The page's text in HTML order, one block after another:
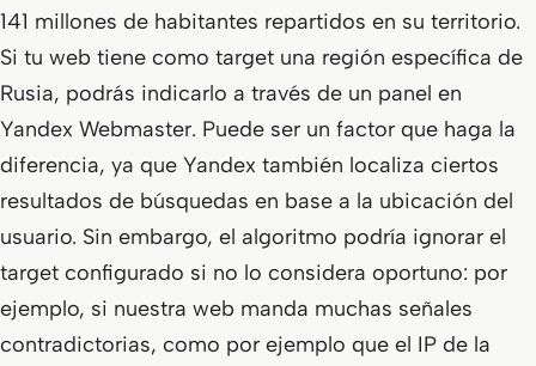
141 millones de habitantes repartidos en su territorio.
Si tu web tiene como target una región específica de
Rusia, podrás indicarlo a través de un panel en
Yandex Webmaster. Puede ser un factor que haga la
diferencia, ya que Yandex también localiza ciertos
resultados de búsquedas en base a la ubicación del
usuario. Sin embargo, el algoritmo podría ignorar el
target configurado si no lo considera oportuno: por
ejemplo, si nuestra web manda muchas señales
contradictorias, como por ejemplo que el IP de la